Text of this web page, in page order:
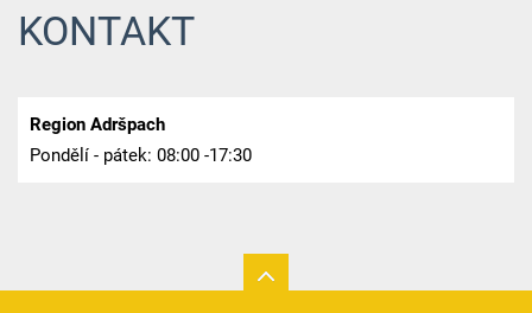
KONTAKT
Region Adršpach
Pondělí - pátek: 08:00 -17:30